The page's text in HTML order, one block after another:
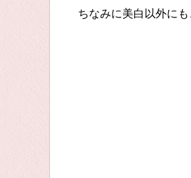
ちなみに美白以外にも